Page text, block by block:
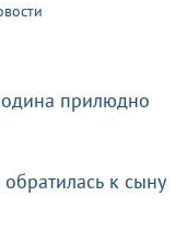
прилюдно
к сыну